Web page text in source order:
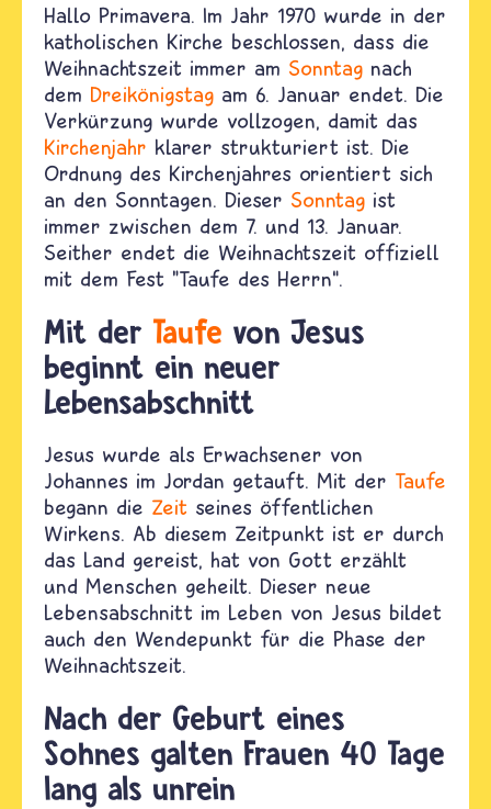
Hallo Primavera. Im Jahr 1970 wurde in der
katholischen Kirche beschlossen, dass die
Weihnachtszeit immer am Sonntag nach
dem Dreikönigstag am 6. Januar endet. Die
Verkürzung wurde vollzogen, damit das
Kirchenjahr klarer strukturiert ist. Die
Ordnung des Kirchenjahres orientiert sich
an den Sonntagen. Dieser Sonntag ist
immer zwischen dem 7. und 13. Januar.
Seither endet die Weihnachtszeit offiziell
mit dem Fest "Taufe des Herrn“.
Mit der Taufe von Jesus
beginnt ein neuer
Lebensabschnitt
Jesus wurde als Erwachsener von
Johannes im Jordan getauft. Mit der Taufe
begann die Zeit seines öffentlichen
Wirkens. Ab diesem Zeitpunkt ist er durch
das Land gereist, hat von Gott erzählt
und Menschen geheilt. Dieser neue
Lebensabschnitt im Leben von Jesus bildet
auch den Wendepunkt für die Phase der
Weihnachtszeit.
Nach der Geburt eines
Sohnes galten Frauen 40 Tage
lang als unrein